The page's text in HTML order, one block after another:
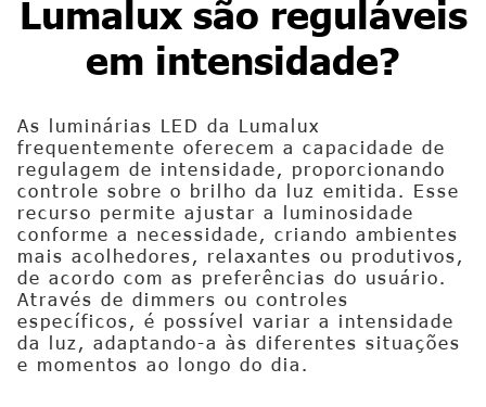
Lumalux são reguláveis
em intensidade?
As luminárias LED da Lumalux
frequentemente oferecem a capacidade de
regulagem de intensidade, proporcionando
controle sobre o brilho da luz emitida. Esse
recurso permite ajustar a luminosidade
conforme a necessidade, criando ambientes
mais acolhedores, relaxantes ou produtivos,
de acordo com as preferências do usuário.
Através de dimmers ou controles
específicos, é possível variar a intensidade
da luz, adaptando-a às diferentes situações
e momentos ao longo do dia.